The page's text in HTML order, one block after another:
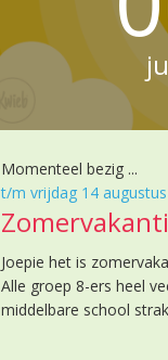
Momenteel bezig ...
t/m vrijdag 14
Joepie het is
Alle groep 8-ers heel
middelbare school